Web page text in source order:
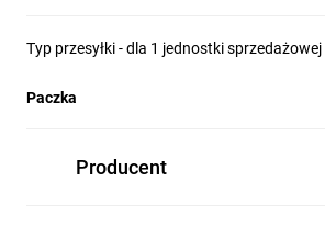
Typ przesyłki - dla 1 jednostki sprzedażowej
Paczka
Producent